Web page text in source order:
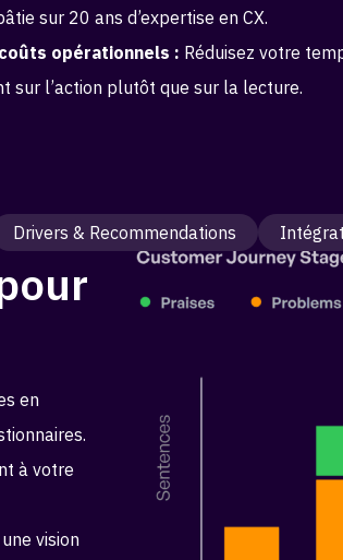
sur 20 ans d’expertise en CX.
opérationnels : Réduisez votre
sur l’action plutôt que sur la lecture.
Drivers & Recommendations
en
à votre
vision